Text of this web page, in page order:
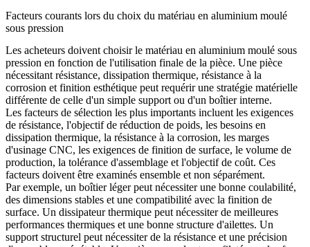
Facteurs courants lors du choix du matériau en aluminium moulé
sous pression
Les acheteurs doivent choisir le matériau en aluminium moulé sous
pression en fonction de l'utilisation finale de la pièce. Une pièce
nécessitant résistance, dissipation thermique, résistance à la
corrosion et finition esthétique peut requérir une stratégie matérielle
différente de celle d'un simple support ou d'un boîtier interne.
Les facteurs de sélection les plus importants incluent les exigences
de résistance, l'objectif de réduction de poids, les besoins en
dissipation thermique, la résistance à la corrosion, les marges
d'usinage CNC, les exigences de finition de surface, le volume de
production, la tolérance d'assemblage et l'objectif de coût. Ces
facteurs doivent être examinés ensemble et non séparément.
Par exemple, un boîtier léger peut nécessiter une bonne coulabilité,
des dimensions stables et une compatibilité avec la finition de
surface. Un dissipateur thermique peut nécessiter de meilleures
performances thermiques et une bonne structure d'ailettes. Un
support structurel peut nécessiter de la résistance et une précision